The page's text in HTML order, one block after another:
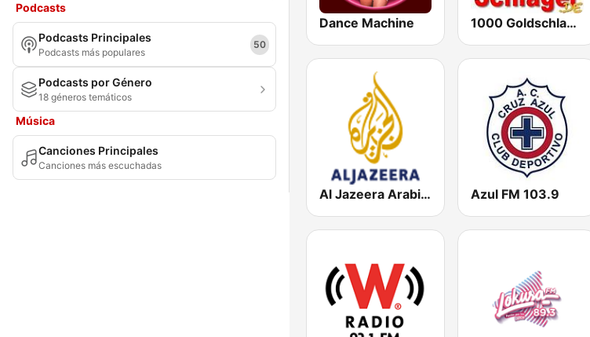
Podcasts
Podcasts Principales
Podcasts más populares
50
Podcasts por Género
18 géneros temáticos
Música
Canciones Principales
Canciones más escuchadas
Dance Machine 1000 Goldschlager
Al Jazeera Arabic (قناة الجزيرة) Azul FM 103.9